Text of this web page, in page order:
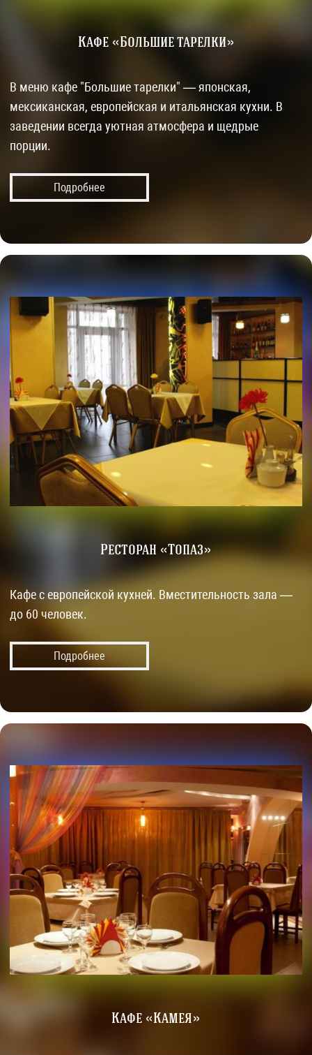
Кафе «Большие тарелки»
В меню кафе "Большие тарелки" — японская,
мексиканская, европейская и итальянская кухни. В
заведении всегда уютная атмосфера и щедрые
порции.
Подробнее
Ресторан «Топаз»
Кафе с европейской кухней. Вместительность зала —
до 60 человек.
Подробнее
Кафе «Камея»